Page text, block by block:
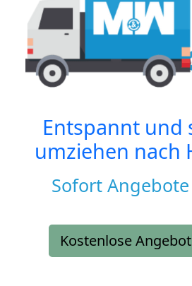
Entspannt und
umziehen nach
Sofort
Kostenlose